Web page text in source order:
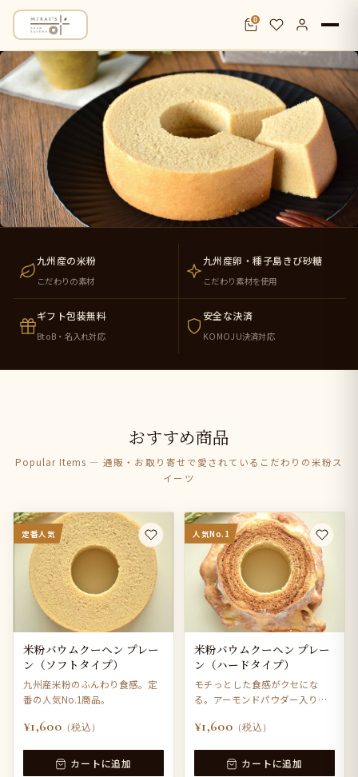
0
米粉バウムクーヘン通販・お取り寄せ｜
九州産の米粉
こだわりの素材
九州産卵・種子島きび砂糖
こだわり素材を使用
ギフト包装無料
BtoB・名入れ対応
安全な決済
KOMOJU決済対応
おすすめ商品
Popular Items — 通販・お取り寄せで愛されているこだわりの米粉ス
イーツ
定番人気
米粉バウムクーヘン プレー
ン（ソフトタイプ）
九州産米粉のふんわり食感。定
番の人気No.1商品。
¥1,600 （税込）
カートに追加
人気No.1
米粉バウムクーヘン プレー
ン（ハードタイプ）
モチっとした食感がクセにな
る。アーモンドパウダー入りで
¥1,600 （税込）
カートに追加